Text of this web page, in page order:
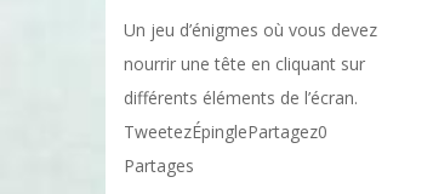
Un jeu d’énigmes où vous devez
nourrir une tête en cliquant sur
différents éléments de l’écran.
TweetezÉpinglePartagez0
Partages